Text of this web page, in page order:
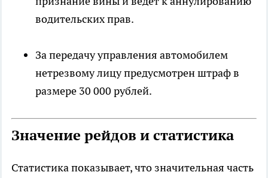
водительских прав.
За передачу управления автомобилем
нетрезвому лицу предусмотрен штраф в
размере 30 000 рублей.
Значение рейдов и статистика
Статистика показывает, что значительная часть